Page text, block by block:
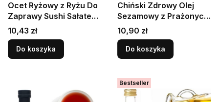
Ocet Ryżowy z Ryżu Do
Zaprawy Sushi Sałatek
Marynat 500ml ASIA
KITCHEN
Cena
10,43 zł
Do koszyka
Chiński Zdrowy Olej
Sezamowy z Prażonych
Ziaren Sezamu 150ml
ASIA KITCHEN
Cena
10,90 zł
Do koszyka
Bestseller